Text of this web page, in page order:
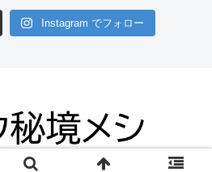
Instagram でフォロー
クドウ秘境メシ.